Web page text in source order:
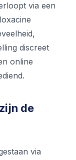
via een
discreet
online
de
via